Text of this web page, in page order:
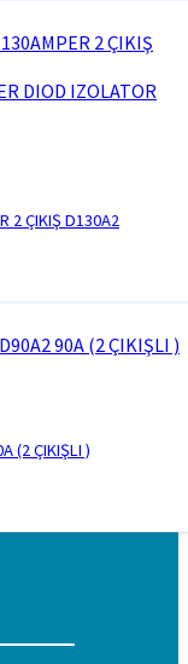
2 ÇIKIŞ D130A2
(2 ÇIKIŞLI )